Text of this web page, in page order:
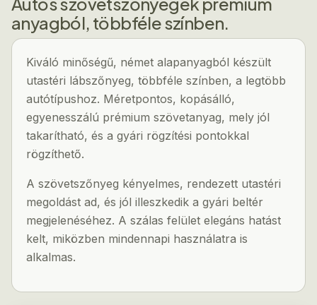
anyagból, többféle színben.
Kiváló minőségű, német alapanyagból készült
utastéri lábszőnyeg, többféle színben, a legtöbb
autótípushoz. Méretpontos, kopásálló,
egyenesszálú prémium szövetanyag, mely jól
takarítható, és a gyári rögzítési pontokkal
rögzíthető.
A szövetszőnyeg kényelmes, rendezett utastéri
megoldást ad, és jól illeszkedik a gyári beltér
megjelenéséhez. A szálas felület elegáns hatást
kelt, miközben mindennapi használatra is
alkalmas.